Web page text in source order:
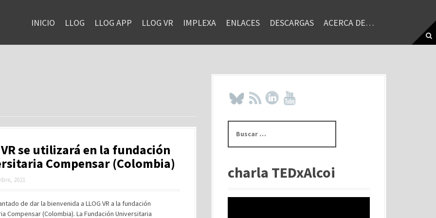
INICIO LLOG LLOG APP LLOG VR IMPLEXA ENLACES DESCARGAS ACERCA DE…
VR se utilizará en la fundación
Compensar (Colombia)
2021
de dar la bienvenida a LLOG VR a la fundación
Compensar (Colombia). La Fundación Universitaria
s
rcharla TEDxAlcoi